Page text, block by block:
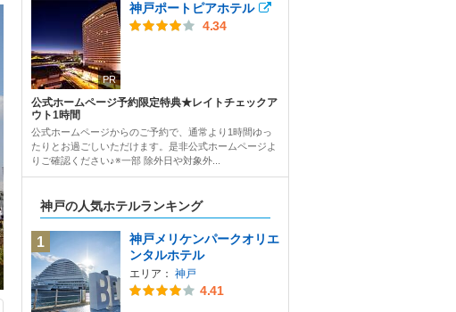
PR
神戸ポートピアホテル
4.34
公式ホームページ予約限定特典★レイトチェックア
ウト1時間
公式ホームページからのご予約で、通常より1時間ゆっ
たりとお過ごしいただけます。是非公式ホームページよ
りご確認ください♪※一部 除外日や対象外...
神戸の人気ホテルランキング
1
神戸メリケンパークオリエ
ンタルホテル
エリア： 神戸
4.41